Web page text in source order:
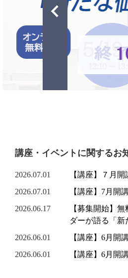
講座・イベントに関するお
2026.07.01
【講座】７月開
2026.07.01
【講座】7月開
2026.06.17
【募集開始】
ダーが語る「新
2026.06.01
【講座】6月開
2026.06.01
【講座】6月開